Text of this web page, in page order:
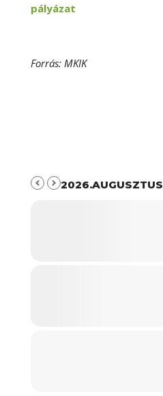
pályázat
Forrás: MKIK
2026.AUGUSZTUS